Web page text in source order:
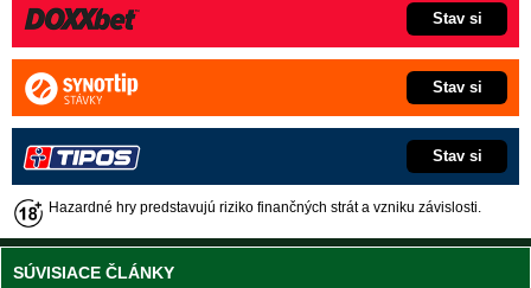
Stav si
Stav si
Stav si
Hazardné hry predstavujú riziko finančných strát a vzniku závislosti.
SÚVISIACE ČLÁNKY